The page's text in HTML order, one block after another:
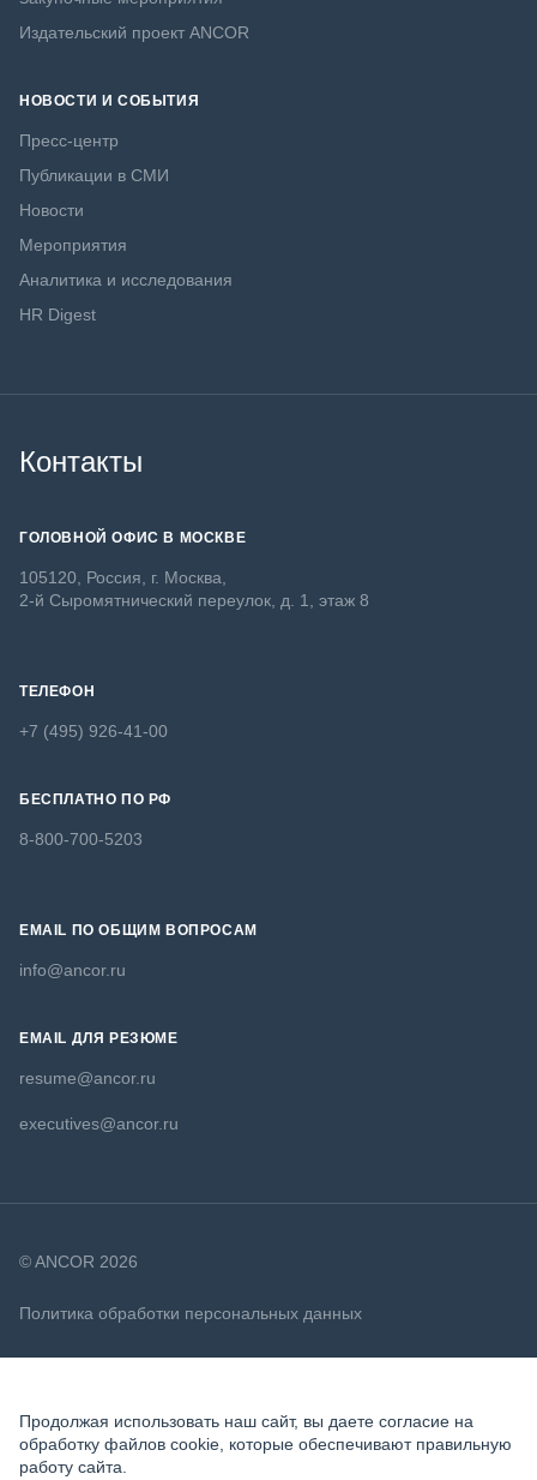
Издательский проект ANCOR
НОВОСТИ И СОБЫТИЯ
Пресс-центр
Публикации в СМИ
Новости
Мероприятия
Аналитика и исследования
HR Digest
Контакты
ГОЛОВНОЙ ОФИС В МОСКВЕ
105120, Россия, г. Москва,
2-й Сыромятнический переулок, д. 1, этаж 8
ТЕЛЕФОН
+7 (495) 926-41-00
БЕСПЛАТНО ПО РФ
8-800-700-5203
EMAIL ПО ОБЩИМ ВОПРОСАМ
info@ancor.ru
EMAIL ДЛЯ РЕЗЮМЕ
resume@ancor.ru
executives@ancor.ru
© ANCOR 2026
Политика обработки персональных данных
Продолжая использовать наш сайт, вы даете согласие на
обработку файлов cookie, которые обеспечивают правильную
работу сайта.